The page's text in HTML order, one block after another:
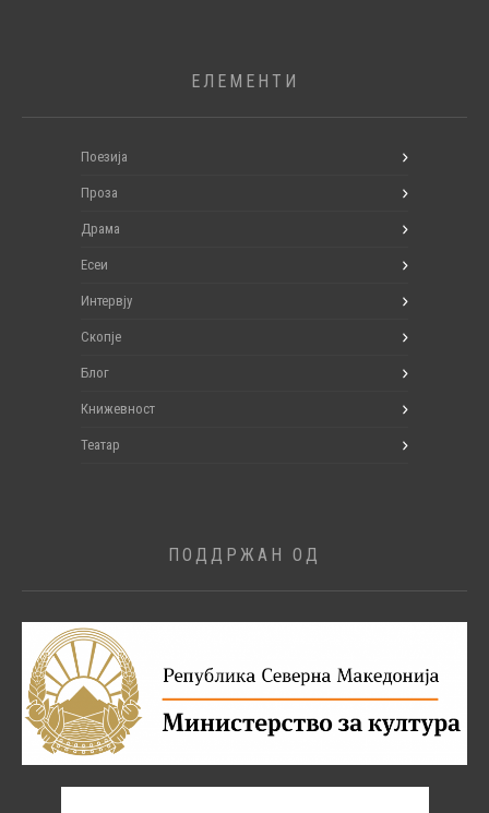
ЕЛЕМЕНТИ
Поезија
Проза
Драма
Есеи
Интервју
Скопје
Блог
Книжевност
Театар
ПОДДРЖАН ОД